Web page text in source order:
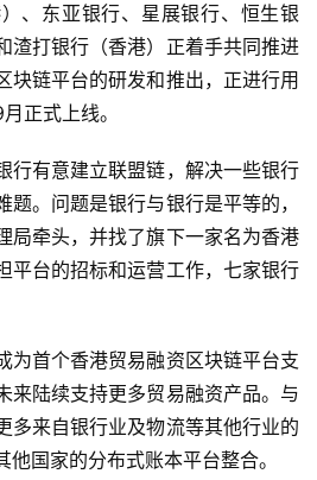
、东亚银行、星展银行、恒生银
渣打银行（香港）正着手共同推进
块链平台的研发和推出，正进行用
正式上线。
行有意建立联盟链，解决一些银行
。问题是银行与银行是平等的，
局牵头，并找了旗下一家名为香港
平台的招标和运营工作，七家银行
为首个香港贸易融资区块链平台支
来陆续支持更多贸易融资产品。与
多来自银行业及物流等其他行业的
国家的分布式账本平台整合。